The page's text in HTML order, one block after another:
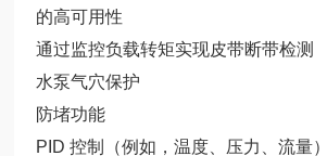
的高可用性
通过监控负载转矩实现皮带断带检测
水泵气穴保护
防堵功能
PID 控制（例如，温度、压力、流量）